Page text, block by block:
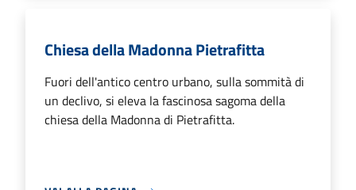
Chiesa della Madonna Pietrafitta
Fuori dell'antico centro urbano, sulla sommità di
un declivo, si eleva la fascinosa sagoma della
chiesa della Madonna di Pietrafitta.